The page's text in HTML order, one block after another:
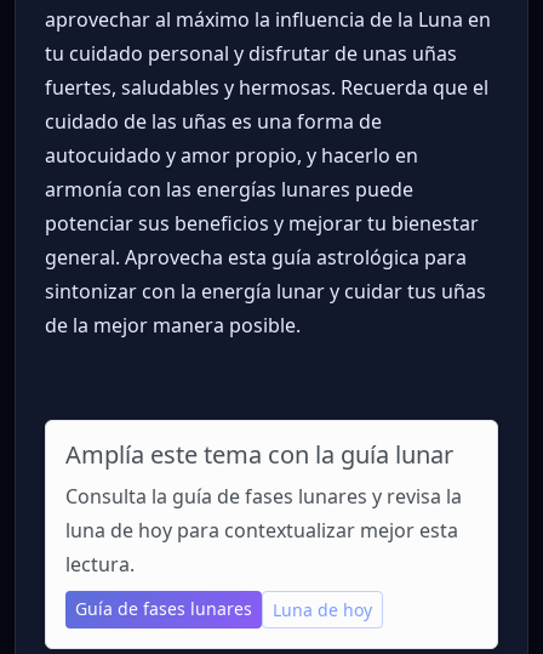
aprovechar al máximo la influencia de la Luna en
tu cuidado personal y disfrutar de unas uñas
fuertes, saludables y hermosas. Recuerda que el
cuidado de las uñas es una forma de
autocuidado y amor propio, y hacerlo en
armonía con las energías lunares puede
potenciar sus beneficios y mejorar tu bienestar
general. Aprovecha esta guía astrológica para
sintonizar con la energía lunar y cuidar tus uñas
de la mejor manera posible.
Amplía este tema con la guía lunar
Consulta la guía de fases lunares y revisa la
luna de hoy para contextualizar mejor esta
lectura.
Guía de fases lunares Luna de hoy